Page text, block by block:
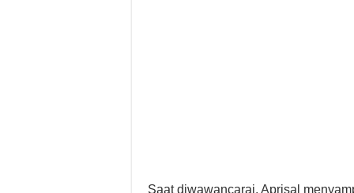
Saat diwawancarai, Aprisal